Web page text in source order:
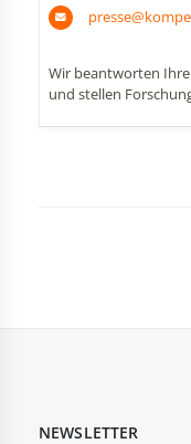
Wir beantworten
und stellen
NEWSLETTER